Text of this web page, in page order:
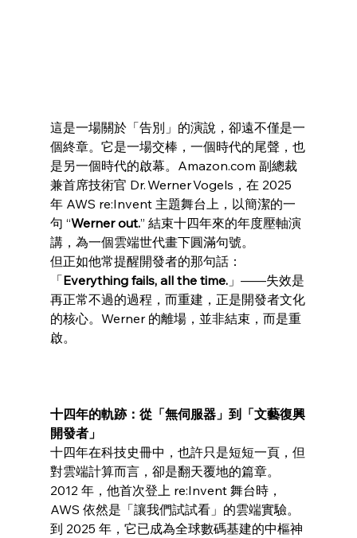
這是一場關於「告別」的演說，卻遠不僅是一
個終章。它是一場交棒，一個時代的尾聲，也
是另一個時代的啟幕。Amazon.com 副總裁
兼首席技術官 Dr. Werner Vogels，在 2025
年 AWS re:Invent 主題舞台上，以簡潔的一
句 “Werner out.” 結束十四年來的年度壓軸演
講，為一個雲端世代畫下圓滿句號。
但正如他常提醒開發者的那句話：
「Everything fails, all the time.」——失效是
再正常不過的過程，而重建，正是開發者文化
的核心。Werner 的離場，並非結束，而是重
啟。
十四年的軌跡：從「無伺服器」到「文藝復興
開發者」
十四年在科技史冊中，也許只是短短一頁，但
對雲端計算而言，卻是翻天覆地的篇章。
2012 年，他首次登上 re:Invent 舞台時，
AWS 依然是「讓我們試試看」的雲端實驗。
到 2025 年，它已成為全球數碼基建的中樞神